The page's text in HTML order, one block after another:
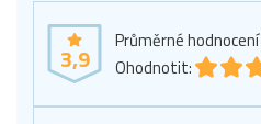
3,9
Průměrné hodnocení
Ohodnotit: